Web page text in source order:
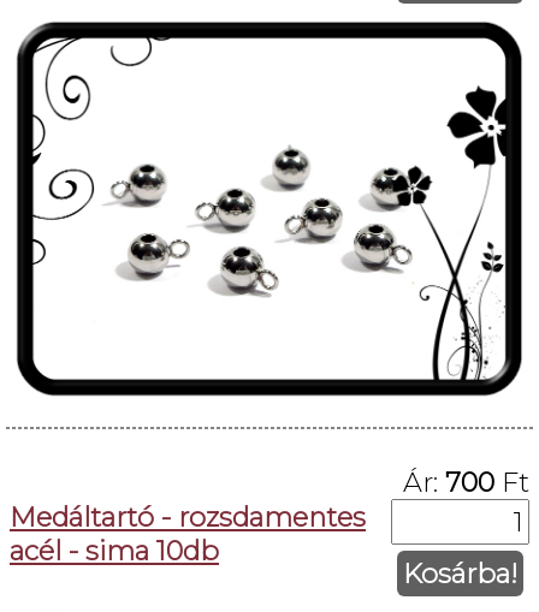
Medáltartó - rozsdamentes
acél - sima 10db
Ár: 700 Ft
Kosárba!